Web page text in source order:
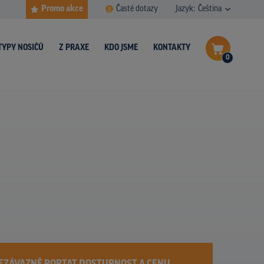
Promo akce Časté dotazy Jazyk: Čeština
0
NOSIČŮ Z PRAXE KDO JSME KONTAKTY